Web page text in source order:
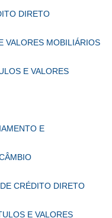
DIRETO
VALORES MOBILIÁRIOS
E VALORES
E
CRÉDITO DIRETO
E VALORES